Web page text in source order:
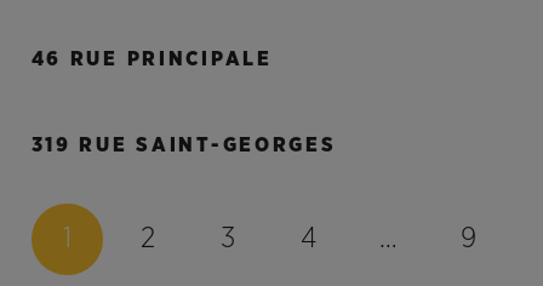
46 RUE PRINCIPALE
319 RUE SAINT-GEORGES
1 2 3 4 … 9